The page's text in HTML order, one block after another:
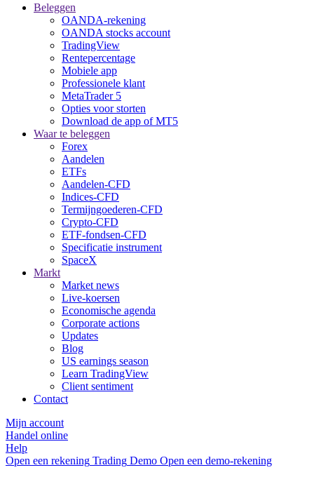
Beleggen
OANDA-rekening
OANDA stocks account
TradingView
Rentepercentage
Mobiele app
Professionele klant
MetaTrader 5
Opties voor storten
Download de app of MT5
Waar te beleggen
Forex
Aandelen
ETFs
Aandelen-CFD
Indices-CFD
Termijngoederen-CFD
Crypto-CFD
ETF-fondsen-CFD
Specificatie instrument
SpaceX
Markt
Market news
Live-koersen
Economische agenda
Corporate actions
Updates
Blog
US earnings season
Learn TradingView
Client sentiment
Contact
Mijn account
Handel online
Help
Open een rekening Trading Demo Open een demo-rekening